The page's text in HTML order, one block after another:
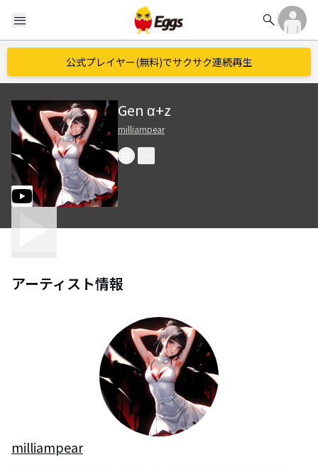
menu search
公式プレイヤー(無料)でサクサク連続再生
Gen α+z
milliampear
アーティスト情報
milliampear